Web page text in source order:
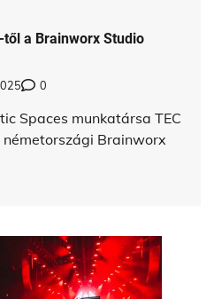
a Brainworx Studio
0
Spaces munkatársa TEC
Brainworx